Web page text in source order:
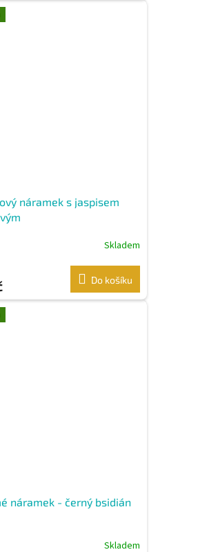
náramek s jaspisem
Skladem
Do košíku
náramek - černý bsidián
Skladem